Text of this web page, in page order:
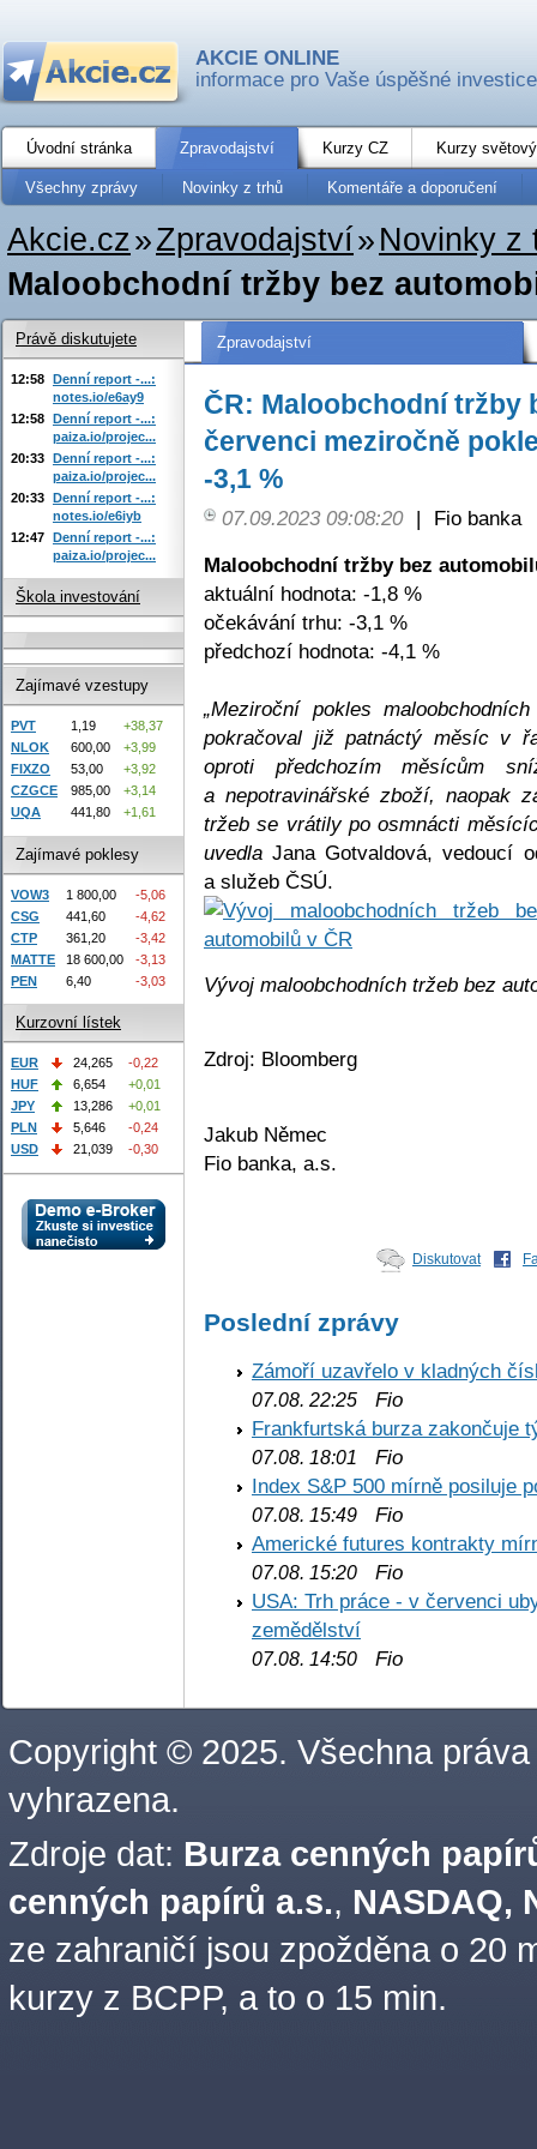
AKCIE ONLINE
informace pro Vaše úspěšné investice
Úvodní stránka Zpravodajství Kurzy CZ Kurzy
Všechny zprávy Novinky z trhů Komentáře a doporučení
Akcie.cz»Zpravodajství» Novinky z
Maloobchodní tržby bez
Zpravodajství
ČR: Maloobchodní tržby
červenci meziročně
-3,1 %
07.09.2023 09:08:20 |
Fio banka
Maloobchodní tržby bez
aktuální hodnota: -1,8 %
očekávání trhu: -3,1 %
předchozí hodnota: -4,1 %
„Meziroční pokles
pokračoval již patnáctý měsíc v
oproti předchozím měsícům
a nepotravinářské zboží, naopak
tržeb se vrátily po osmnácti
uvedla Jana Gotvaldová, vedoucí
a služeb ČSÚ.
Vývoj maloobchodních tržeb bez
Zdroj: Bloomberg
Jakub Němec
Fio banka, a.s.
Diskutovat
Poslední zprávy
Zámoří uzavřelo v kladných
07.08. 22:25 Fio
Frankfurtská burza zakončuje
07.08. 18:01
Fio
Index S&P 500 mírně posiluje
07.08. 15:49 Fio
Americké futures kontrakty
07.08. 15:20 Fio
USA: Trh práce - v červenci
zemědělství
07.08. 14:50 Fio
Právě diskutujete
12:58 Denní report -...:
notes.io/e6ay9
12:58 Denní report -...:
paiza.io/projec...
20:33 Denní report -...:
paiza.io/projec...
20:33 Denní report -...:
notes.io/e6iyb
12:47 Denní report -...:
paiza.io/projec...
Škola investování
Zajímavé vzestupy
PVT 1,19
+38,37
NLOK
600,00
+3,99
FIXZO
53,00
+3,92
CZGCE
985,00
+3,14
UQA
441,80 +1,61
Zajímavé poklesy
VOW3 1 800,00
-5,06
CSG
441,60
-4,62
CTP
361,20
-3,42
MATTE
18 600,00
-3,13
PEN
6,40 -3,03
Kurzovní lístek
EUR 24,265
-0,22
HUF
6,654
+0,01
JPY
13,286
+0,01
PLN
5,646
-0,24
USD
21,039 -0,30
Copyright © 2025. Všechna práva
vyhrazena.
Zdroje dat: Burza cenných
cenných papírů a.s., NASDAQ,
ze zahraničí jsou zpožděna o 20
kurzy z BCPP, a to o 15 min.